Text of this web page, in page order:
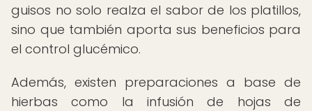
guisos no solo realza el sabor de los platillos,
sino que también aporta sus beneficios para
el control glucémico.
Además, existen preparaciones a base de
hierbas como la infusión de hojas de